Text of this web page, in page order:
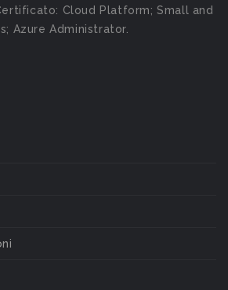
Cloud Platform; Small and
Azure Administrator.